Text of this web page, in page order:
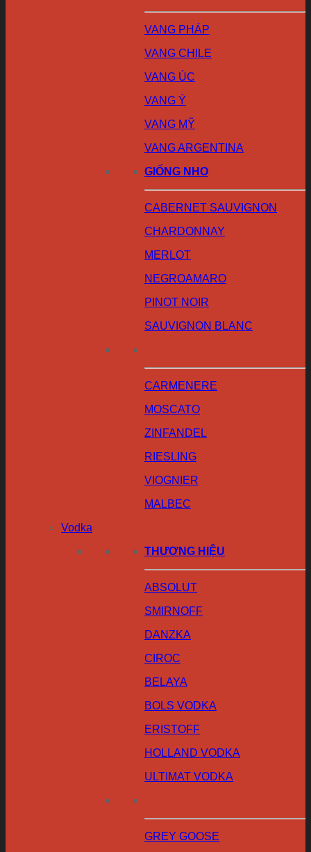
VANG PHÁP
VANG CHILE
VANG ÚC
VANG Ý
VANG MỸ
VANG ARGENTINA
GIỐNG NHO
CABERNET SAUVIGNON
CHARDONNAY
MERLOT
NEGROAMARO
PINOT NOIR
SAUVIGNON BLANC
CARMENERE
MOSCATO
ZINFANDEL
RIESLING
VIOGNIER
MALBEC
Vodka
THƯƠNG HIỆU
ABSOLUT
SMIRNOFF
DANZKA
CIROC
BELAYA
BOLS VODKA
ERISTOFF
HOLLAND VODKA
ULTIMAT VODKA
GREY GOOSE